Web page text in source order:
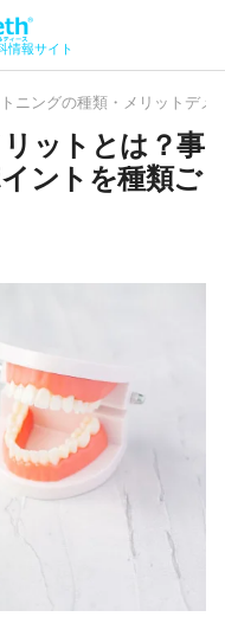
情報サイト
トニングの種類・メリットデ
ットとは？事
ントを種類ご